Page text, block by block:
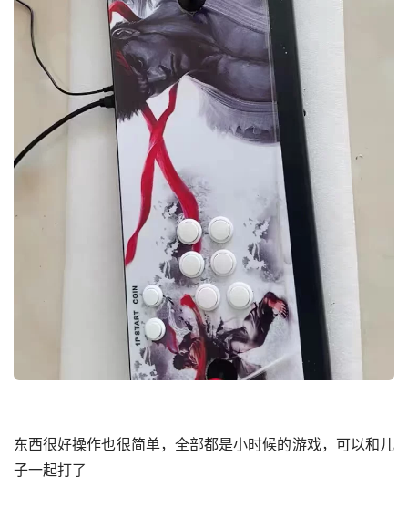
东西很好操作也很简单，全部都是小时候的游戏，可以和儿
子一起打了